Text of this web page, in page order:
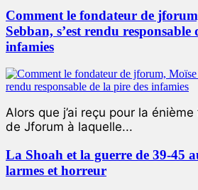
Comment le fondateur de
Sebban, s’est rendu responsable
infamies
Alors que j’ai reçu pour la
de Jforum à laquelle...
La Shoah et la guerre de 39-45
larmes et horreur